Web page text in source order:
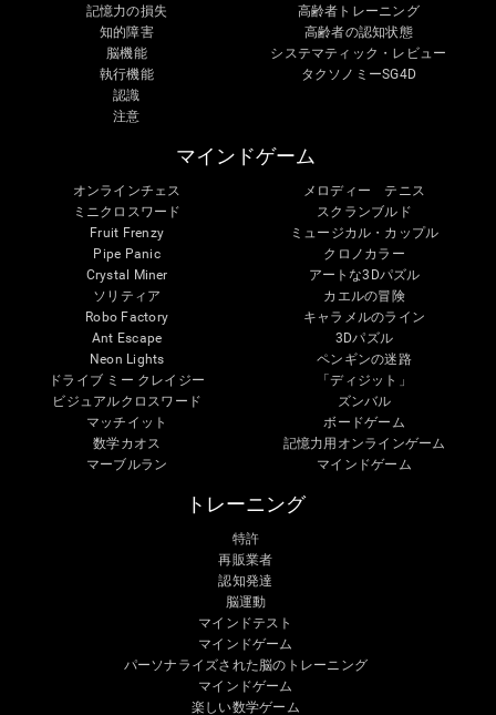
記憶力の損失
知的障害
脳機能
執行機能
認識
注意
高齢者トレーニング
高齢者の認知状態
システマティック・レビュー
タクソノミーSG4D
マインドゲーム
オンラインチェス
ミニクロスワード
Fruit Frenzy
Pipe Panic
Crystal Miner
ソリティア
Robo Factory
Ant Escape
Neon Lights
ドライブ ミー クレイジー
ビジュアルクロスワード
マッチイット
数学カオス
マーブルラン
メロディー テニス
スクランブルド
ミュージカル・カップル
クロノカラー
アートな3Dパズル
カエルの冒険
キャラメルのライン
3Dパズル
ペンギンの迷路
「ディジット」
ズンバル
ボードゲーム
記憶力用オンラインゲーム
マインドゲーム
トレーニング
特許
再販業者
認知発達
脳運動
マインドテスト
マインドゲーム
パーソナライズされた脳のトレーニング
マインドゲーム
楽しい数学ゲーム